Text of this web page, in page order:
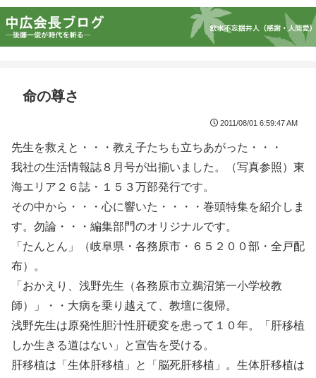
命の尊さ
2011/08/01 6:59:47 AM
先生を救えと・・・教え子たちも立ちあがった・・・
我社の生活情報誌８月号が出揃いました。（写真参照）東
海エリア２６誌・１５３万部発行です。
その中から・・・心に響いた・・・・巻頭特集を紹介しま
す。勿論・・・編集部門のオリジナルです。
「たんとん」（岐阜県・各務原市・６５２００部・全戸配
布）。
「おかえり、浅野先生（各務原市立鵜沼第一小学校教
師）」・・大病を乗り越えて、教壇に復帰。
浅野先生は原発性胆汁性肝硬変を患って１０年。「肝移植
しか生きる道はない」と宣告を受ける。
肝移植は「生体肝移植」と「脳死肝移植」。生体肝移植は